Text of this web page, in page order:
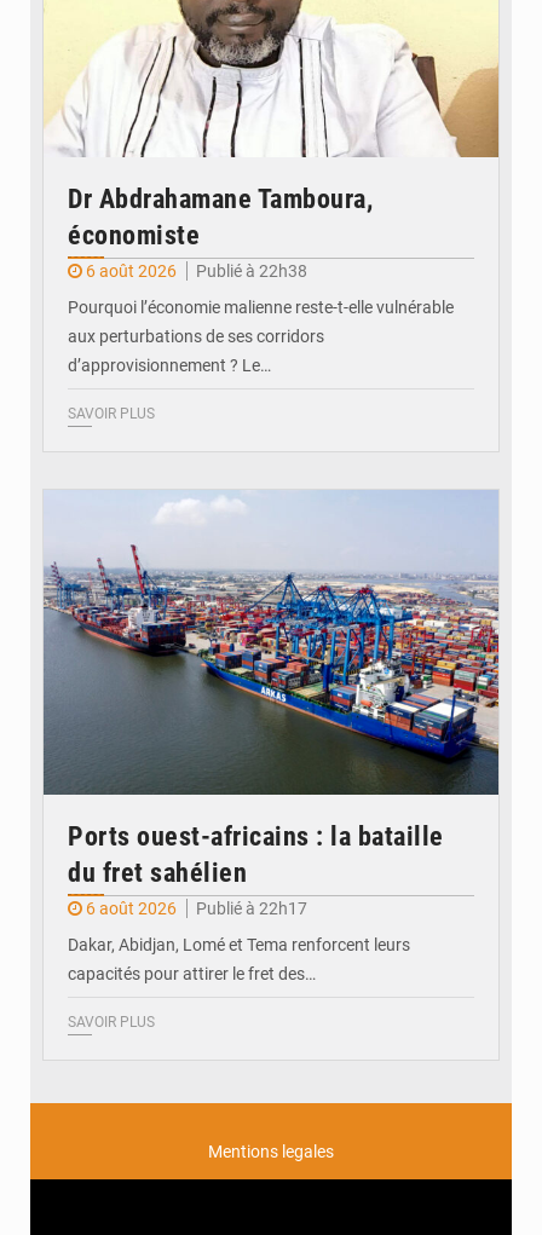
Dr Abdrahamane Tamboura,
économiste
6 août 2026
Publié à 22h38
Pourquoi l’économie malienne reste-t-elle vulnérable
aux perturbations de ses corridors
d’approvisionnement ? Le…
SAVOIR PLUS
Ports ouest-africains : la bataille
du fret sahélien
6 août 2026
Publié à 22h17
Dakar, Abidjan, Lomé et Tema renforcent leurs
capacités pour attirer le fret des…
SAVOIR PLUS
Mentions legales